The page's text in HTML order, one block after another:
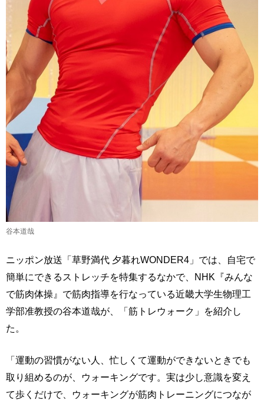
谷本道哉
ニッポン放送「草野満代 夕暮れWONDER4」では、自宅で
簡単にできるストレッチを特集するなかで、NHK『みんな
で筋肉体操』で筋肉指導を行なっている近畿大学生物理工
学部准教授の谷本道哉が、「筋トレウォーク」を紹介し
た。
「運動の習慣がない人、忙しくて運動ができないときでも
取り組めるのが、ウォーキングです。実は少し意識を変え
て歩くだけで、ウォーキングが筋肉トレーニングにつなが